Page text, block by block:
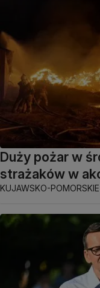
Duży pożar w
strażaków w
KUJAWSKO-POMORSKIE